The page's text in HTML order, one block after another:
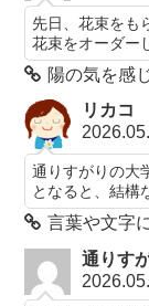
先日、花束をも
花束をオーダー
陽の気を感
リカコ
通りすがりの大
となると、結構
言葉や文字
通りす